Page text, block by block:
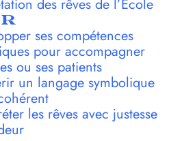
des rêves de l’École
ses compétences
pour accompagner
ou ses patients
un langage symbolique
les rêves avec justesse